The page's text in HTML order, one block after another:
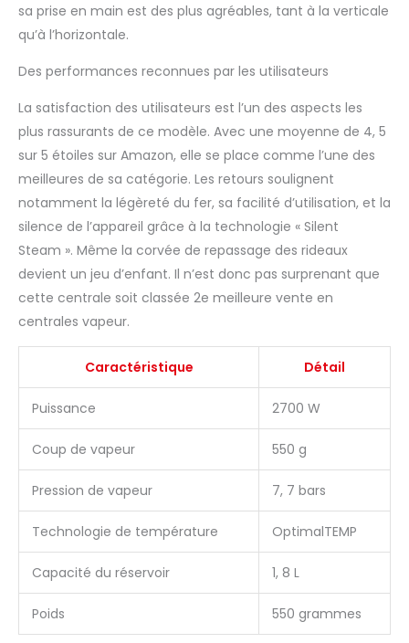
sa prise en main est des plus agréables, tant à la verticale
qu’à l’horizontale.
Des performances reconnues par les utilisateurs
La satisfaction des utilisateurs est l’un des aspects les
plus rassurants de ce modèle. Avec une moyenne de 4, 5
sur 5 étoiles sur Amazon, elle se place comme l’une des
meilleures de sa catégorie. Les retours soulignent
notamment la légèreté du fer, sa facilité d’utilisation, et la
silence de l’appareil grâce à la technologie « Silent
Steam ». Même la corvée de repassage des rideaux
devient un jeu d’enfant. Il n’est donc pas surprenant que
cette centrale soit classée 2e meilleure vente en
centrales vapeur.
Caractéristique Détail
Puissance 2700 W
Coup de vapeur 550 g
Pression de vapeur 7, 7 bars
Technologie de température OptimalTEMP
Capacité du réservoir 1, 8 L
Poids 550 grammes